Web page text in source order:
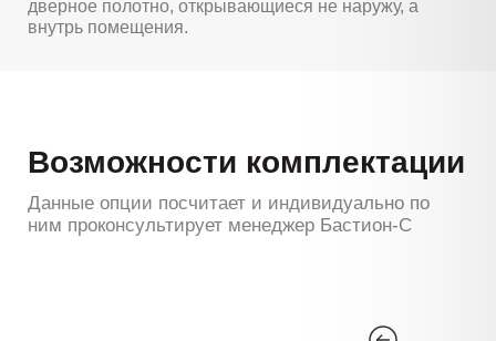
дверное полотно, открывающиеся не наружу, а
внутрь помещения.
Возможности комплектации
Данные опции посчитает и индивидуально по
ним проконсультирует менеджер Бастион-С